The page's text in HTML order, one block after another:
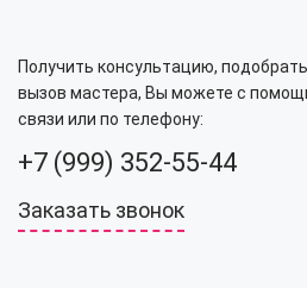
Получить консультацию,
вызов мастера, Вы можете с
связи или по телефону:
+7 (999) 352-55-44
Заказать звонок